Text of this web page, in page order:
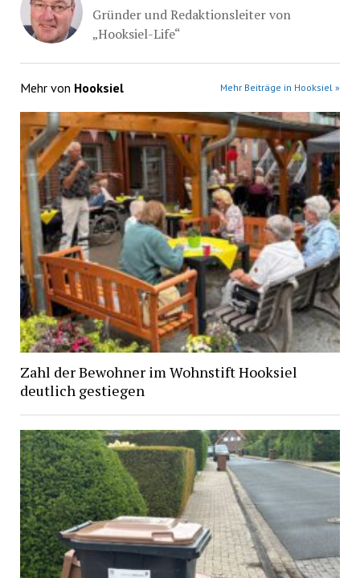
Gründer und Redaktionsleiter von
„Hooksiel-Life“
Mehr von Hooksiel Mehr Beiträge in Hooksiel »
Zahl der Bewohner im Wohnstift Hooksiel
deutlich gestiegen